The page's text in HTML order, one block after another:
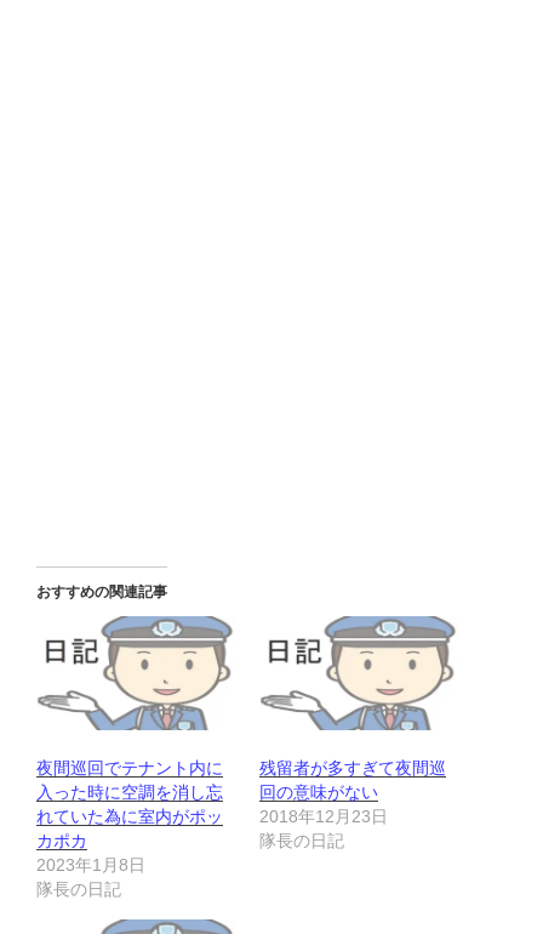
おすすめの関連記事
夜間巡回でテナント内に
入った時に空調を消し忘
れていた為に室内がポッ
カポカ
2023年1月8日
隊長の日記
残留者が多すぎて夜間巡
回の意味がない
2018年12月23日
隊長の日記